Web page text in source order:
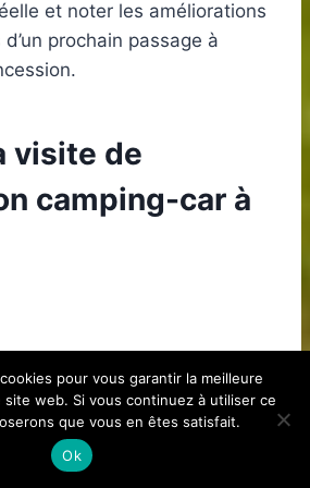
et noter les améliorations
prochain passage à
visite de
camping-car à
un essai de
à Niort ?
pour vous garantir la meilleure
web. Si vous continuez à utiliser ce
que vous en êtes satisfait.
Ok